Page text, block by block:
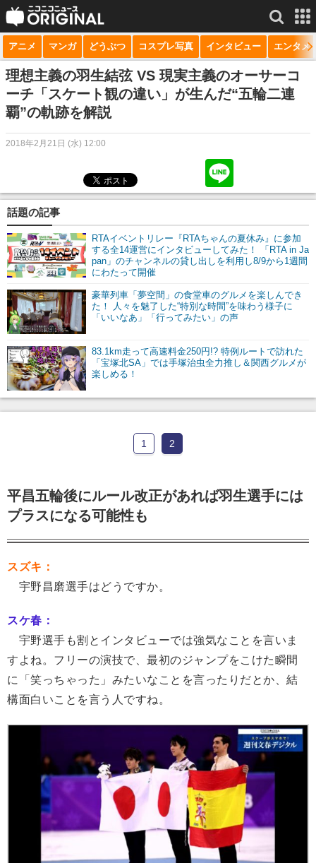
サービス一覧 もっと見る
niconico
生放送
マンガ
ニコニコQ
アニメ マンガ どうぶつ コスプレ写真 インタビュー エンタメ
理想主義の羽生結弦 VS 現実主義のオーサーコ
ーチ「スケート観の違い」が生んだ“五輪二連
覇”の軌跡を解説
2018年2月21日 (水) 12:00
話題の記事
RTAイベントリレー『RTAちゃんの夏休み』に参加
する全14運営にインタビューしてみた！ 「RTA in Ja
pan」のチャンネルの貸し出しを利用し8/9から1週間
にわたって開催
豪華列車「夢空間」の食堂車のグルメを楽しんでき
た！ 人々を魅了した“特別な時間”を味わう様子に
「いいなあ」「行ってみたい」の声
83.1km走って高速料金250円!? 特例ルートで訪れた
「宝塚北SA」では手塚治虫全力推し＆関西グルメが
楽しめる！
1 2
平昌五輪後にルール改正があれば羽生選手には
プラスになる可能性も
スズキ：
宇野昌磨選手はどうですか。
スケ春：
宇野選手も割とインタビューでは強気なことを言いま
すよね。フリーの演技で、最初のジャンプをこけた瞬間
に「笑っちゃった」みたいなことを言ったりだとか、結
構面白いことを言う人ですね。